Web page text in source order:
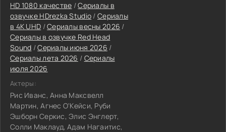
HD 1080 качестве /Сериалы в
озвучке HDrezka Studio /Сериалы
в 4K UHD /Сериалы весны 2026 /
Сериалы в озвучке Red Head
Sound /Сериалы июня 2026 /
Сериалы лета 2026 / Сериалы
июля 2026
Актеры:
Рис Иванс, Анна Максвелл
Мартин, Агнес О'Кейси, Руби
Эшборн Серкис, Элис Энглерт,
Солли Маклауд, Адам Нагаитис,